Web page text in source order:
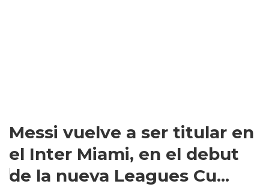
Messi vuelve a ser titular en
el Inter Miami, en el debut
de la nueva Leagues Cu...